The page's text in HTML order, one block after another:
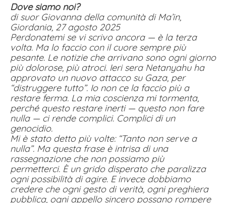
Dove siamo noi?
di suor Giovanna della comunità di Ma’in,
Giordania, 27 agosto 2025
Perdonatemi se vi scrivo ancora — è la terza
volta. Ma lo faccio con il cuore sempre più
pesante. Le notizie che arrivano sono ogni giorno
più dolorose, più atroci. Ieri sera Netanyahu ha
approvato un nuovo attacco su Gaza, per
“distruggere tutto”. Io non ce la faccio più a
restare ferma. La mia coscienza mi tormenta,
perché questo restare inerti — questo non fare
nulla — ci rende complici. Complici di un
genocidio.
Mi è stato detto più volte: “Tanto non serve a
nulla”. Ma questa frase è intrisa di una
rassegnazione che non possiamo più
permetterci. È un grido disperato che paralizza
ogni possibilità di agire. E invece dobbiamo
credere che ogni gesto di verità, ogni preghiera
pubblica, ogni appello sincero possano rompere